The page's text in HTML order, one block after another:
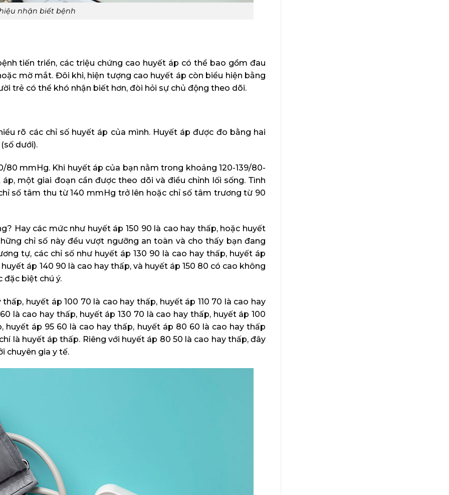
nhận biết bệnh
tiến triển, các triệu chứng cao huyết áp có thể bao gồm đau
mờ mắt. Đôi khi, hiện tượng cao huyết áp còn biểu hiện bằng
trẻ có thể khó nhận biết hơn, đòi hỏi sự chủ động theo dõi.
rõ các chỉ số huyết áp của mình. Huyết áp được đo bằng hai
dưới).
mmHg. Khi huyết áp của bạn nằm trong khoảng 120-139/80-
một giai đoạn cần được theo dõi và điều chỉnh lối sống. Tình
số tâm thu từ 140 mmHg trở lên hoặc chỉ số tâm trương từ 90
Hay các mức như huyết áp 150 90 là cao hay thấp, hoặc huyết
chỉ số này đều vượt ngưỡng an toàn và cho thấy bạn đang
tự, các chỉ số như huyết áp 130 90 là cao hay thấp, huyết áp
áp 140 90 là cao hay thấp, và huyết áp 150 80 có cao không
đặc biệt chú ý.
huyết áp 100 70 là cao hay thấp, huyết áp 110 70 là cao hay
là cao hay thấp, huyết áp 130 70 là cao hay thấp, huyết áp 100
huyết áp 95 60 là cao hay thấp, huyết áp 80 60 là cao hay thấp
là huyết áp thấp. Riêng với huyết áp 80 50 là cao hay thấp, đây
chuyên gia y tế.